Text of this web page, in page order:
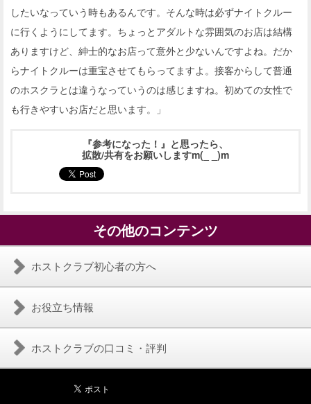
したいなっていう時もあるんです。そんな時は必ずナイトクルー
に行くようにしてます。ちょっとアダルトな雰囲気のお店は結構
ありますけど、紳士的なお店って意外と少ないんですよね。だか
らナイトクルーは重宝させてもらってますよ。接客からして普通
のホスクラとは違うなっていうのは感じますね。初めての女性で
も行きやすいお店だと思います。」
『参考になった！』と思ったら、
拡散/共有をお願いしますm(_ _)m
その他のコンテンツ
ホストクラブ初心者の方へ
お役立ち情報
ホストクラブの口コミ・評判